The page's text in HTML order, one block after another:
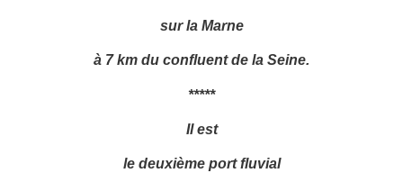
sur la Marne
à 7 km du confluent de la Seine.
*****
Il est
le deuxième port fluvial